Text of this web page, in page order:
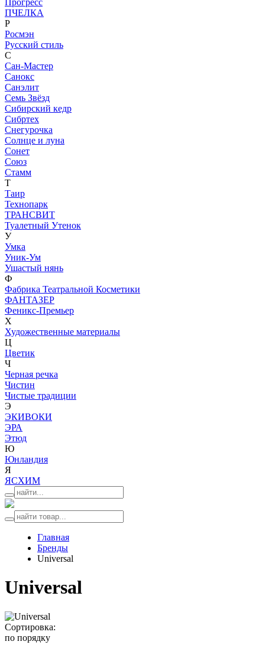
Прогресс
ПЧЕЛКА
Р
Росмэн
Русский стиль
С
Сан-Мастер
Санокс
Санэлит
Семь Звёзд
Сибирский кедр
Сибртех
Снегурочка
Солнце и луна
Сонет
Союз
Стамм
Т
Таир
Технопарк
ТРАНСВИТ
Туалетный Утенок
У
Умка
Уник-Ум
Ушастый нянь
Ф
Фабрика Театральной Косметики
ФАНТАЗЕР
Феникс-Премьер
Х
Художественные материалы
Ц
Цветик
Ч
Черная речка
Чистин
Чистые традиции
Э
ЭКИВОКИ
ЭРА
Этюд
Ю
Юнландия
Я
ЯСХИМ
Главная
Бренды
Universal
Universal
Сортировка:
по порядку